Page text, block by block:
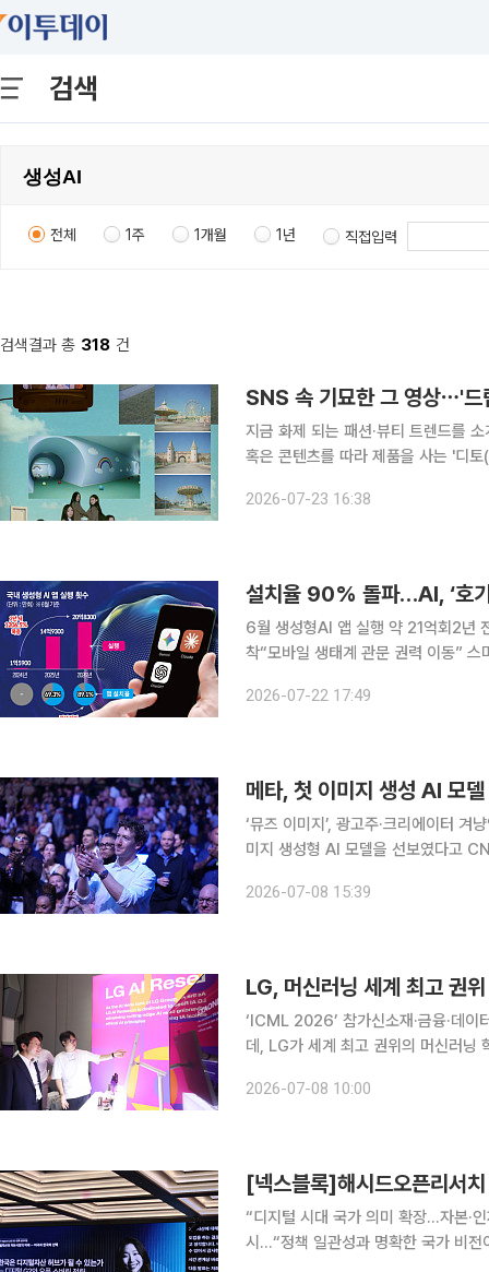
검색
전체 1주 1개월 1년 직접입력
검색결과 총 318 건
SNS 속 기묘한 그 영상⋯'드
지금 화제 되는 패션·뷰티 트렌드를
혹은 콘텐츠를 따라 제품을 사는 '디
쯤 마주했을 풍경이 있습니다. 검사
2026-07-23 16:38
설치율 90% 돌파…AI, ‘호기
6월 생성형AI 앱 실행 약 21억회2년
착“모바일 생태계 관문 권력 이동” 스마트폰 이용자 10명 중 9명이 챗GPT, 에이닷 등 생성형 인공
2년 전 '신기한 장난감' 수준에 머물렀
2026-07-22 17:49
메타, 첫 이미지 생성 AI 모
‘뮤즈 이미지’, 광고주·크리에이터 겨냥영상 AI ‘
미지 생성형 AI 모델을 선보였다고 CNBC가 7
즈 이미지는 일반 이용자들이 메타 AI
2026-07-08 15:39
LG, 머신러닝 세계 최고 권
‘ICML 2026’ 참가신소재·금융·데이터 분야 혁신 구광모 LG 회장이 AI 인
데, LG가 세계 최고 권위의 머신러닝
로벌 AI 경쟁력 강화에 속도를 낸다는
2026-07-08 10:00
[넥스블록]해시드오픈리서
“디지털 시대 국가 의미 확장…자본·
시…“정책 일관성과 명확한 국가 비전